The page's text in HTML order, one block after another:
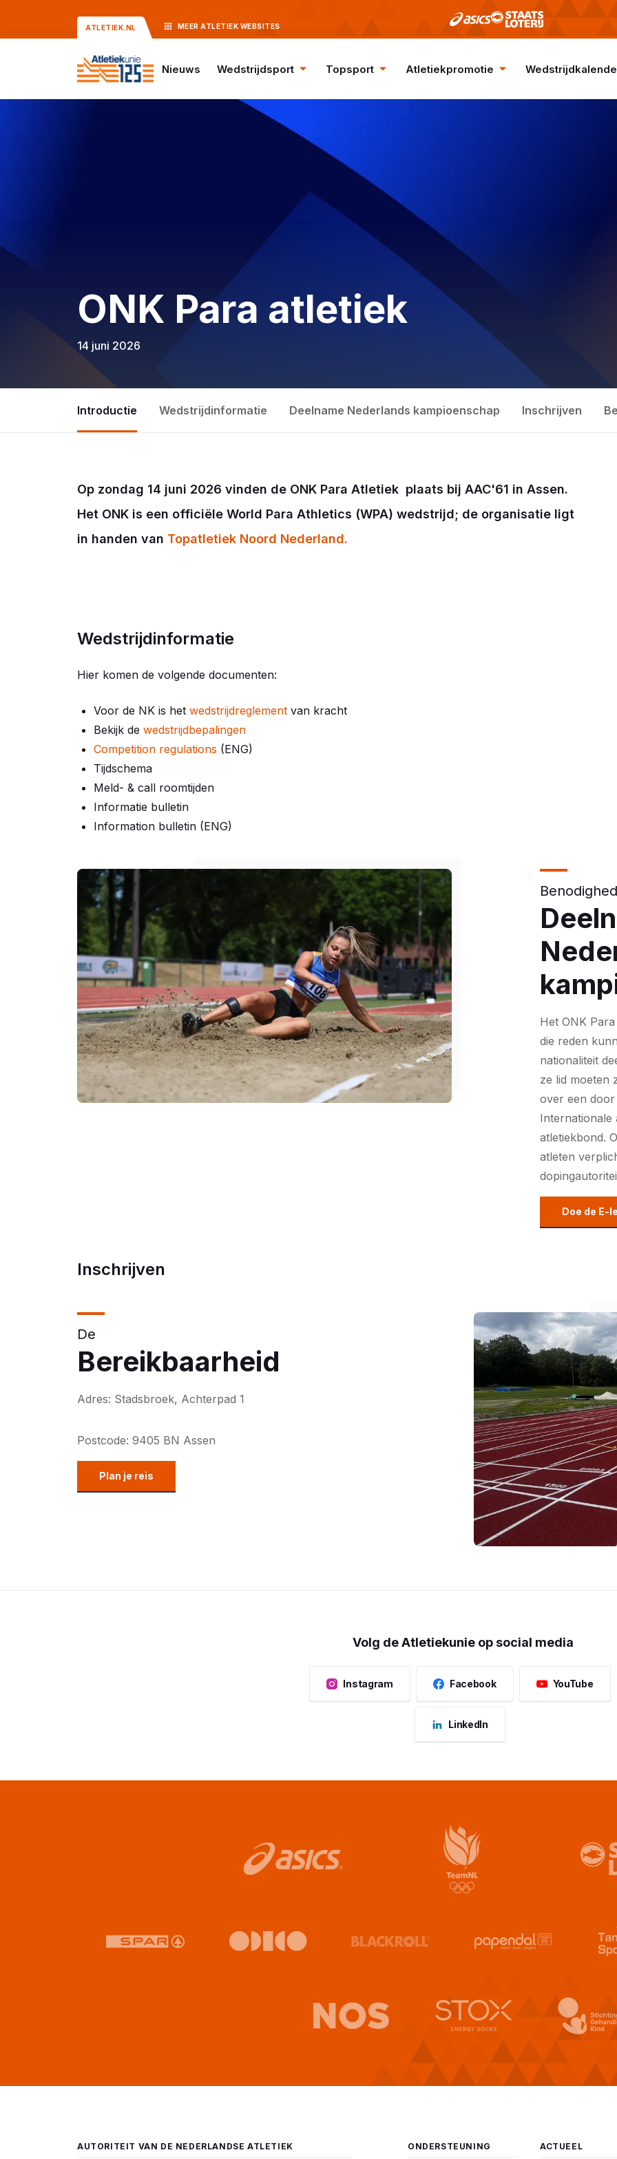
ATLETIEK.NL MEER ATLETIEK WEBSITES
Nieuws Wedstrijdsport Topsport Atletiekpromotie
ONK Para atletiek
14 juni 2026
Introductie Wedstrijdinformatie Deelname Nederlands kampioenschap Inschrijven
Op zondag 14 juni 2026 vinden de ONK Para Atletiek plaats bij AAC'61 in Assen.
Het ONK is een officiële World Para Athletics (WPA) wedstrijd; de organisatie ligt
in handen van Topatletiek Noord Nederland.
Wedstrijdinformatie
Hier komen de volgende documenten:
Voor de NK is het wedstrijdreglement van kracht
Bekijk de wedstrijdbepalingen
Competition regulations (ENG)
Tijdschema
Meld- & call roomtijden
Informatie bulletin
Information bulletin (ENG)
Het ONK
die reden
nationaliteit
ze lid moeten
over een door
Internationale
atletiekbond.
atleten
Doe de E-
Inschrijven
De
Bereikbaarheid
Adres: Stadsbroek, Achterpad 1
Postcode: 9405 BN Assen
Plan je reis
Volg de Atletiekunie op social media
Instagram Facebook YouTube
LinkedIn
AUTORITEIT VAN DE NEDERLANDSE ATLETIEK ONDERSTEUNING ACTUEEL